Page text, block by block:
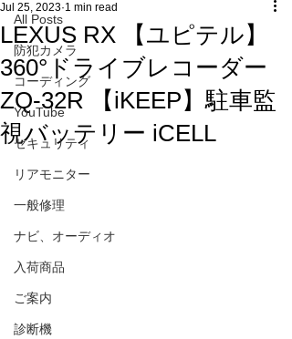
All Posts
防犯カメラ
コーディング
YouTube
セキュリティ
リアモニター
一般修理
ナビ、オーディオ
入荷商品
ご案内
診断機
LEXUS RX 【ユピテル】
360°ドライブレコーダー
ZQ-32R 【iKEEP】駐車監
視バッテリー iCELL
Jul 25, 2023 1 min read